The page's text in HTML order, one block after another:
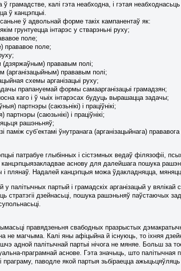
ў грамадстве, калі гэта неабходна, і гэтая
ў канцэпцыі.
ў адвольнай форме такіх кампанентаў як:
грунтуецца інтарэс у стварэньні руху;
поле;
прававое поле;
(дзяржаўным) прававым полі;
(арганізацыйным) прававым полі;
схемы арганізацыі руху;
прапануемай формы самаарганізацыі грамадзян;
каго і ў чыіх інтарэсах будуць вырашацца задачы;
партнэры (саюзьнікі) і праціўнікі;
(саюзьнікі) і праціўнікі;
рашэньняў;
паміж суб’ектамі ўнутранага (арганізацыйнага)
патрабуе глыбінных і сістэмных ведаў філязофіі,
аснову для далейшага пошука
і плянаў. Надалей канцэпцыя можа ўдакладняцца,
у палітычных партый і грамадскіх арганізацый у вялікай
стратэгіі дзейнасьці, пошука рашэньняў паўстаючых
правядзеньня свабодных празрыстых
не магчыма. Калі яны афіцыйна й існуюць, то іхняя
адной палітычнай партыі нічога не мяняе. Больш за
праграмнай аснове. Гэта значыць, што палітычная
паводле якой партыя зьбіраецца